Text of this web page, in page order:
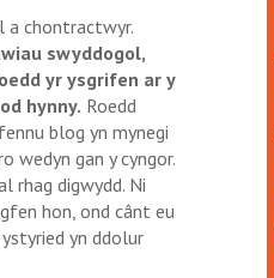
a chontractwyr.
swyddogol,
yr ysgrifen ar y
hynny. Roedd
blog yn mynegi
wedyn gan y cyngor.
rhag digwydd. Ni
hon, ond cânt eu
yn ddolur